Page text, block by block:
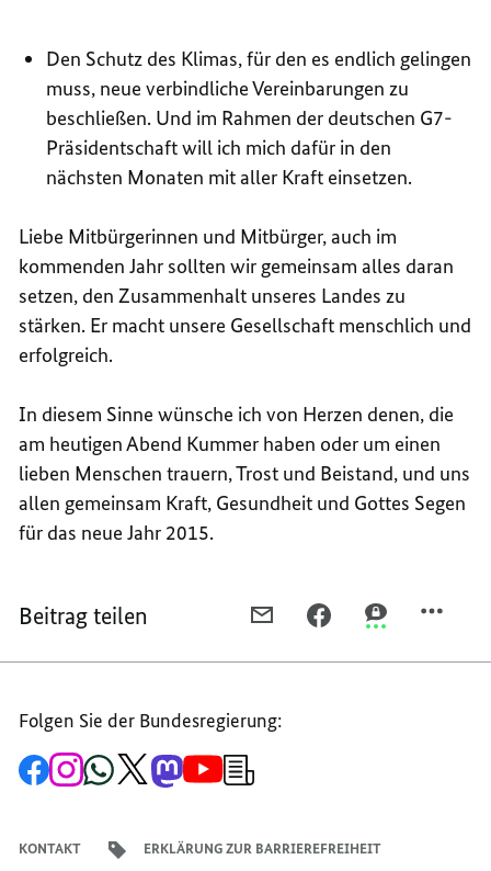
Den Schutz des Klimas, für den es endlich gelingen
muss, neue verbindliche Vereinbarungen zu
beschließen. Und im Rahmen der deutschen G7-
Präsidentschaft will ich mich dafür in den
nächsten Monaten mit aller Kraft einsetzen.
Liebe Mitbürgerinnen und Mitbürger, auch im
kommenden Jahr sollten wir gemeinsam alles daran
setzen, den Zusammenhalt unseres Landes zu
stärken. Er macht unsere Gesellschaft menschlich und
erfolgreich.
In diesem Sinne wünsche ich von Herzen denen, die
am heutigen Abend Kummer haben oder um einen
lieben Menschen trauern, Trost und Beistand, und uns
allen gemeinsam Kraft, Gesundheit und Gottes Segen
für das neue Jahr 2015.
Beitrag teilen
MAIL
NEUJAHRSANSPRACHE
TEILEN, TEILEN,
Folgen Sie der Bundesregierung:
Zur
Facebook-
Zum
Instagram-
Zum
WhatsApp-
Zum
X-
Zum
Mastodon-
Zum
YouTube-Anmeldung
KONTAKT ERKLÄRUNG ZUR BARRIEREFREIHEIT